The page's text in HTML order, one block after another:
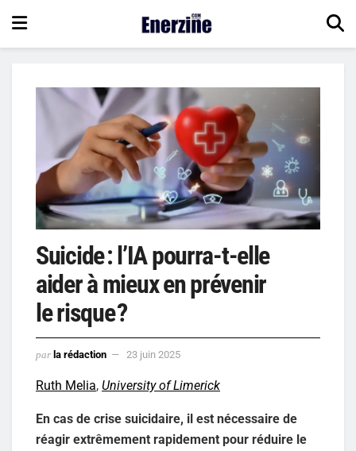
Suicide : l’IA pourra-t-elle
aider à mieux en prévenir
le risque ?
par la rédaction 23 juin 2025
Ruth Melia, University of Limerick
En cas de crise suicidaire, il est nécessaire de
réagir extrêmement rapidement pour réduire le